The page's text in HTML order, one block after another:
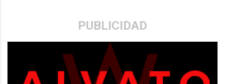
PUBLICIDAD